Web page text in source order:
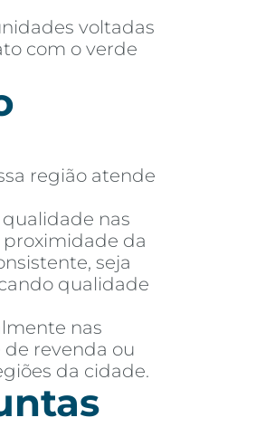
voltadas
com o verde
região atende
qualidade nas
proximidade da
seja
qualidade
nas
revenda ou
da cidade.